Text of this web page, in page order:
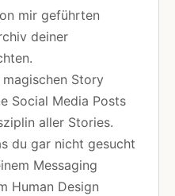
mir geführten
deiner
Story
Social Media Posts
aller Stories.
du gar nicht gesucht
Messaging
Human Design